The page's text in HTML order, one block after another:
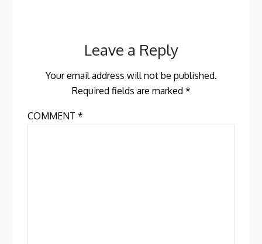
Leave a Reply
Your email address will not be published.
Required fields are marked *
COMMENT*